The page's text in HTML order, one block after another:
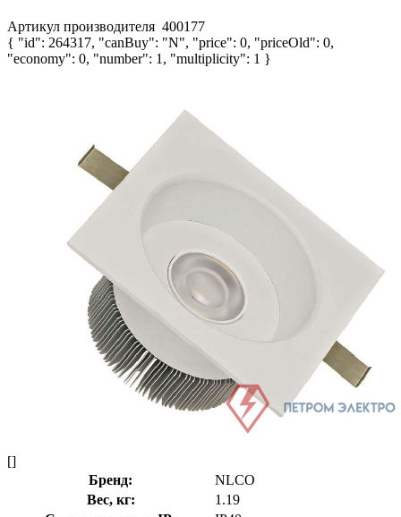
Артикул производителя 400177
{ "id": 264317, "canBuy": "N", "price": 0, "priceOld": 0,
"economy": 0, "number": 1, "multiplicity": 1 }
[]
Бренд:
NLCO
Вес, кг:
1.19